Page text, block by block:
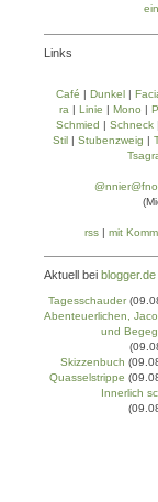
Links
Café | Dun­kel |
ra | Linie | Mo­no |
Schmied | Schneck
Stil | Stu­ben­zweig |
rss | mit
Aktuell bei blogger.de
Tagesschauder
Abenteuerlichen,
und
Skizzenbuch
Quasselstrippe
Innerlich